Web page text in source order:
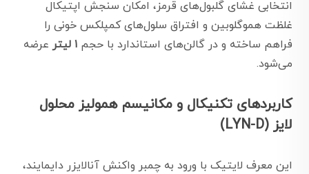
انتخابی غشای گلبول‌های قرمز، امکان سنجش اپتیکال
غلظت هموگلوبین و افتراق سلول‌های کمپلکس خونی را
فراهم ساخته و در گالن‌های استاندارد با حجم ۱ لیتر
عرضه
می‌شود.
کاربردهای تکنیکال و مکانیسم همولیز محلول
لایز (LYN-D)
این معرف لایتیک با ورود به چمبر واکنش آنالایزر دایمایند،